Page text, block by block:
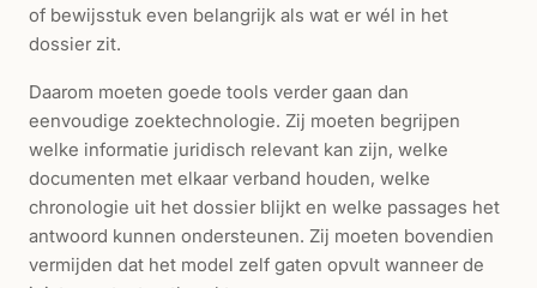
of bewijsstuk even belangrijk als wat er wél in het
dossier zit.
Daarom moeten goede tools verder gaan dan
eenvoudige zoektechnologie. Zij moeten begrijpen
welke informatie juridisch relevant kan zijn, welke
documenten met elkaar verband houden, welke
chronologie uit het dossier blijkt en welke passages het
antwoord kunnen ondersteunen. Zij moeten bovendien
vermijden dat het model zelf gaten opvult wanneer de